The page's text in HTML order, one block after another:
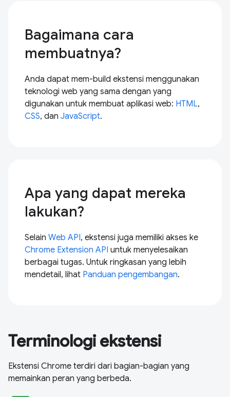
Bagaimana cara
membuatnya?
Anda dapat mem-build ekstensi menggunakan
teknologi web yang sama dengan yang
digunakan untuk membuat aplikasi web: HTML,
CSS, dan JavaScript.
Apa yang dapat mereka
lakukan?
Selain Web API, ekstensi juga memiliki akses ke
Chrome Extension API untuk menyelesaikan
berbagai tugas. Untuk ringkasan yang lebih
mendetail, lihat Panduan pengembangan.
Terminologi ekstensi
Ekstensi Chrome terdiri dari bagian-bagian yang
memainkan peran yang berbeda.